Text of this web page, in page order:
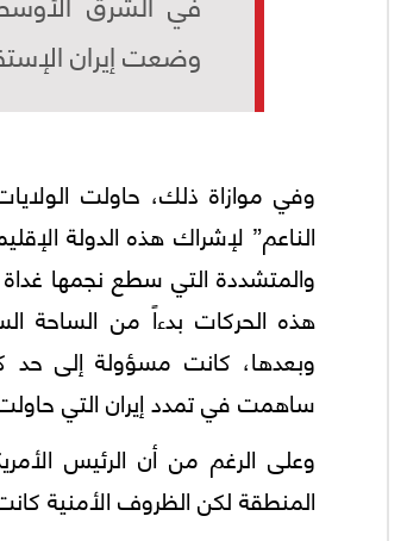
وضعت إيران
وفي موازاة ذلك، حاولت
الناعم” لإشراك هذه الدولة
هذه الحركات بدءاً من الساحة
وبعدها، كانت مسؤولة إلى حد
ساهمت في تمدد إيران التي
المنطقة لكن الظروف الأمنية